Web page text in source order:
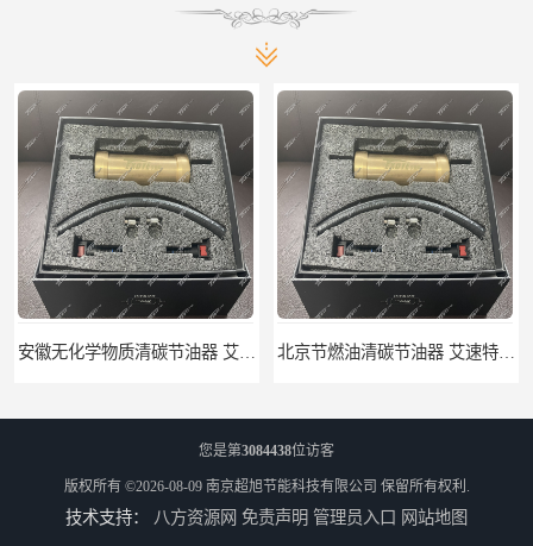
您是第3084438位访客
版权所有 ©2026-08-09 南京超旭节能科技有限公司 保留所有权利.
技术支持： 八方资源网 免责声明 管理员入口 网站地图